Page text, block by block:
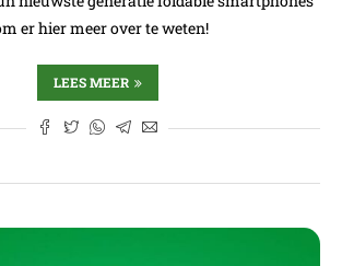
er hier meer over te weten!
LEES MEER